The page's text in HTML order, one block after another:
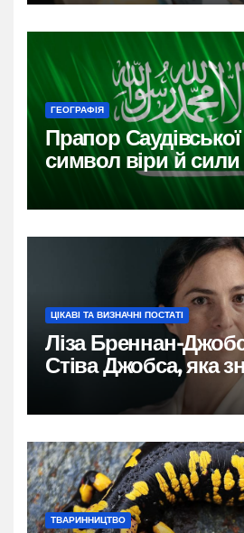
ГЕОГРАФІЯ
Прапор Саудівської
символ віри й сили
ЦІКАВІ ТА ВИЗНАЧНІ ПОСТАТІ
Ліза Бреннан-
Стіва Джобса, яка
власний голос
ТВАРИННИЦТВО